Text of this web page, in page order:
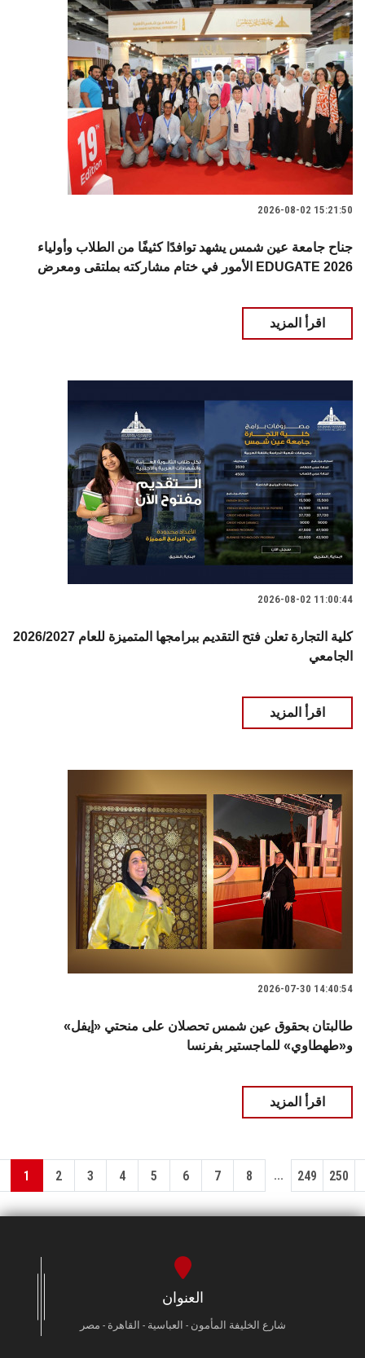
2026-08-02 15:21:50
جناح جامعة عين شمس يشهد توافدًا كثيفًا من الطلاب وأولياء
الأمور في ختام مشاركته بملتقى ومعرض EDUGATE 2026
اقرأ المزيد
2026-08-02 11:00:44
2026/2027 كلية التجارة تعلن فتح التقديم ببرامجها المتميزة للعام
الجامعي
اقرأ المزيد
2026-07-30 14:40:54
طالبتان بحقوق عين شمس تحصلان على منحتي «إيفل»
و«طهطاوي» للماجستير بفرنسا
اقرأ المزيد
1 2 3 4 5 6 7 8 ... 249 250
العنوان
شارع الخليفة المأمون - العباسية - القاهرة - مصر